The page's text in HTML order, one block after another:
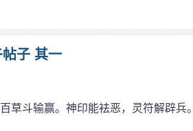
子 其一
草斗输赢。神印能袪恶，灵符解辟兵。